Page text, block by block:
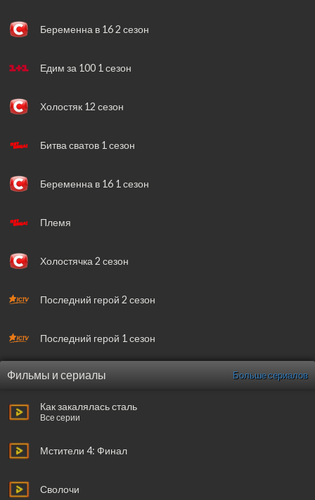
Беременна в 16 2 сезон
Едим за 100 1 сезон
Холостяк 12 сезон
Битва сватов 1 сезон
Беременна в 16 1 сезон
Племя
Холостячка 2 сезон
Последний герой 2 сезон
Последний герой 1 сезон
Фильмы и сериалы Больше сериалов
Как закалялась сталь
Все серии
Мстители 4: Финал
Сволочи